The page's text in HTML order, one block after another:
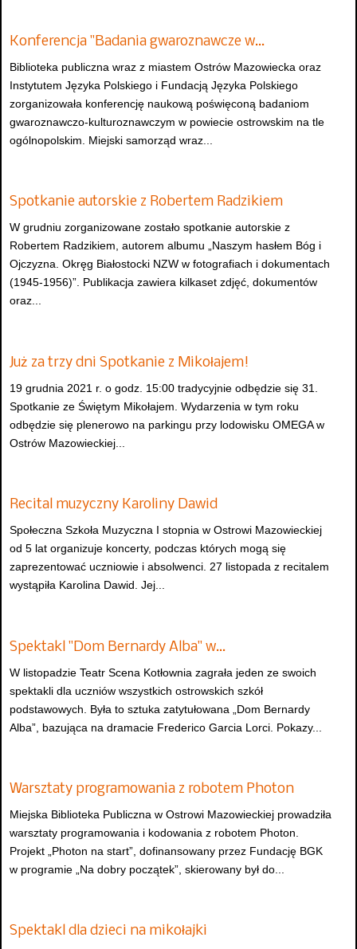
Konferencja "Badania gwaroznawcze w…
Biblioteka publiczna wraz z miastem Ostrów Mazowiecka oraz
Instytutem Języka Polskiego i Fundacją Języka Polskiego
zorganizowała konferencję naukową poświęconą badaniom
gwaroznawczo-kulturoznawczym w powiecie ostrowskim na tle
ogólnopolskim. Miejski samorząd wraz...
Spotkanie autorskie z Robertem Radzikiem
W grudniu zorganizowane zostało spotkanie autorskie z
Robertem Radzikiem, autorem albumu „Naszym hasłem Bóg i
Ojczyzna. Okręg Białostocki NZW w fotografiach i dokumentach
(1945-1956)”. Publikacja zawiera kilkaset zdjęć, dokumentów
oraz...
Już za trzy dni Spotkanie z Mikołajem!
19 grudnia 2021 r. o godz. 15:00 tradycyjnie odbędzie się 31.
Spotkanie ze Świętym Mikołajem. Wydarzenia w tym roku
odbędzie się plenerowo na parkingu przy lodowisku OMEGA w
Ostrów Mazowieckiej...
Recital muzyczny Karoliny Dawid
Społeczna Szkoła Muzyczna I stopnia w Ostrowi Mazowieckiej
od 5 lat organizuje koncerty, podczas których mogą się
zaprezentować uczniowie i absolwenci. 27 listopada z recitalem
wystąpiła Karolina Dawid. Jej...
Spektakl "Dom Bernardy Alba" w…
W listopadzie Teatr Scena Kotłownia zagrała jeden ze swoich
spektakli dla uczniów wszystkich ostrowskich szkół
podstawowych. Była to sztuka zatytułowana „Dom Bernardy
Alba”, bazująca na dramacie Frederico Garcia Lorci. Pokazy...
Warsztaty programowania z robotem Photon
Miejska Biblioteka Publiczna w Ostrowi Mazowieckiej prowadziła
warsztaty programowania i kodowania z robotem Photon.
Projekt „Photon na start”, dofinansowany przez Fundację BGK
w programie „Na dobry początek”, skierowany był do...
Spektakl dla dzieci na mikołajki